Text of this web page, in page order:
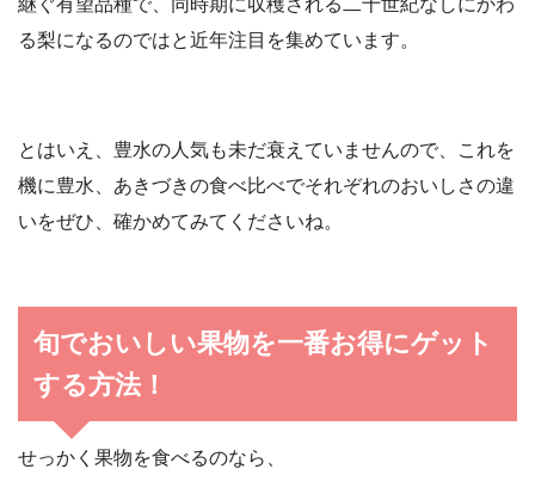
る梨になるのではと近年注目を集めています。
とはいえ、豊水の人気も未だ衰えていませんので、これを
機に豊水、あきづきの食べ比べでそれぞれのおいしさの違
いをぜひ、確かめてみてくださいね。
旬でおいしい果物を一番お得にゲット
する方法！
せっかく果物を食べるのなら、